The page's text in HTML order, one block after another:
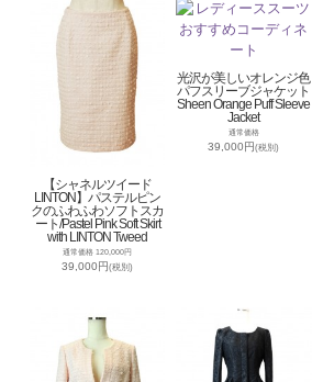
【シャネルツイード
LINTON】パステルピン
クのふわふわソフトスカ
ート/Pastel Pink Soft Skirt
with LINTON Tweed
通常価格 120,000円
39,000円(税別)
光沢が美しいオレンジ色
パフスリーブジャケット
Sheen Orange Puff Sleeve
Jacket
通常価格
39,000円(税別)